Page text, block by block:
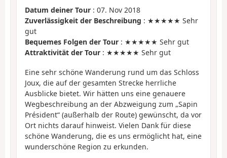
Datum deiner Tour : 07. Nov 2018
Zuverlässigkeit der Beschreibung : ★★★★★ Sehr
gut
Bequemes Folgen der Tour : ★★★★★ Sehr gut
Attraktivität der Tour : ★★★★★ Sehr gut
Eine sehr schöne Wanderung rund um das Schloss
Joux, die auf der gesamten Strecke herrliche
Ausblicke bietet. Wir hätten uns eine genauere
Wegbeschreibung an der Abzweigung zum „Sapin
Président“ (außerhalb der Route) gewünscht, da vor
Ort nichts darauf hinweist. Vielen Dank für diese
schöne Wanderung, die es uns ermöglicht hat, eine
wunderschöne Region zu erkunden.